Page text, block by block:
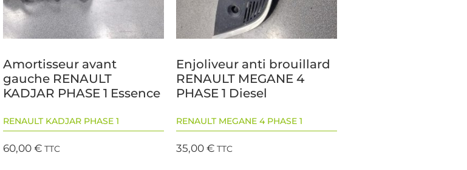
Amortisseur avant
gauche RENAULT
KADJAR PHASE 1 Essence
RENAULT KADJAR PHASE 1
60,00€ TTC
Enjoliveur anti brouillard
RENAULT MEGANE 4
PHASE 1 Diesel
RENAULT MEGANE 4 PHASE 1
35,00€ TTC